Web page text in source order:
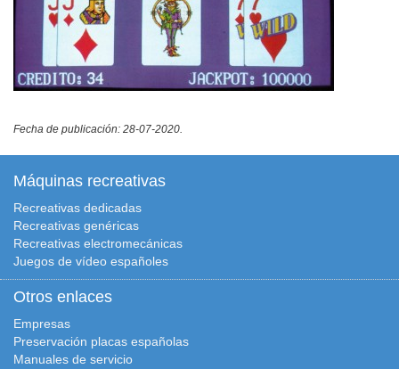
Fecha de publicación: 28-07-2020.
Máquinas recreativas
Recreativas dedicadas
Recreativas genéricas
Recreativas electromecánicas
Juegos de vídeo españoles
Otros enlaces
Empresas
Preservación placas españolas
Manuales de servicio